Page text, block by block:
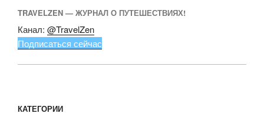
TRAVELZEN — ЖУРНАЛ О ПУТЕШЕСТВИЯХ!
Канал: @TravelZen
Подписаться сейчас
КАТЕГОРИИ